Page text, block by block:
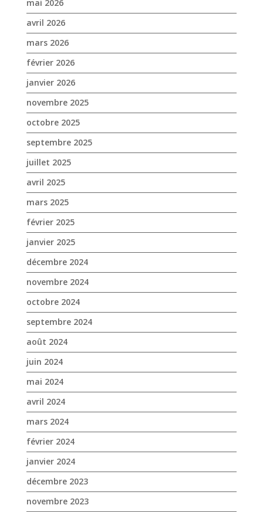
novembre 2025
octobre 2025
septembre 2025
juillet 2025
avril 2025
mars 2025
février 2025
janvier 2025
décembre 2024
novembre 2024
octobre 2024
septembre 2024
août 2024
juin 2024
mai 2024
avril 2024
mars 2024
février 2024
janvier 2024
décembre 2023
novembre 2023
octobre 2023
septembre 2023
août 2023
juin 2023
mai 2023